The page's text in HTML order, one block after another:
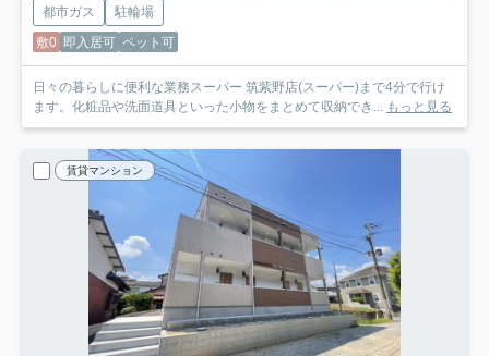
都市ガス
駐輪場
敷0 即入居可 ペット可
日々の暮らしに便利な業務スーパー 筑紫野店(スーパー)まで4分で行け
ます。化粧品や洗面道具といった小物をまとめて収納でき... もっと見る
賃貸マンション